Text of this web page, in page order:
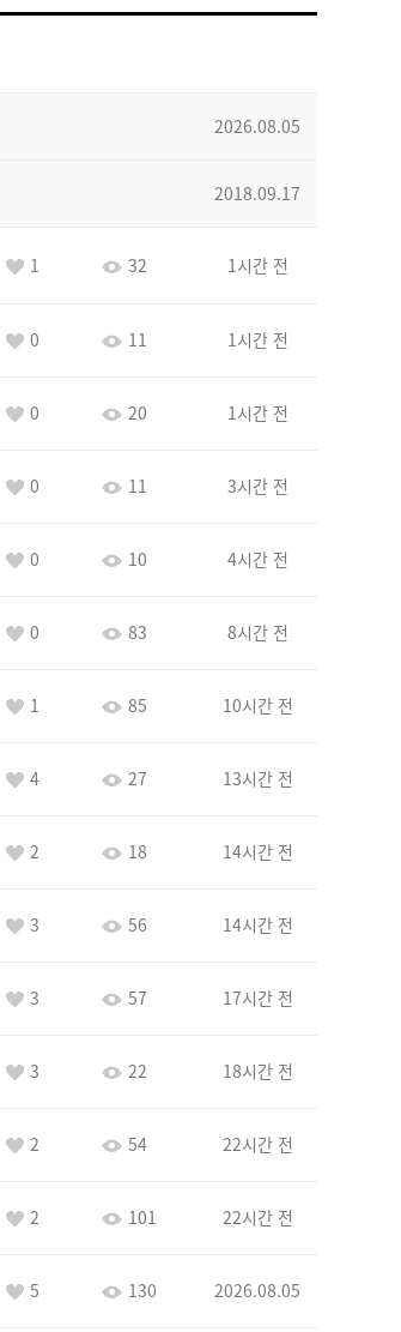
2026.08.05
2018.09.17
1 32 1시간 전
0 11 1시간 전
0 20 1시간 전
0 11 3시간 전
0 10 4시간 전
0 83 8시간 전
1 85 10시간 전
4 27 13시간 전
2 18 14시간 전
3 56 14시간 전
3 57 17시간 전
3 22 18시간 전
2 54 22시간 전
2 101 22시간 전
5 130 2026.08.05